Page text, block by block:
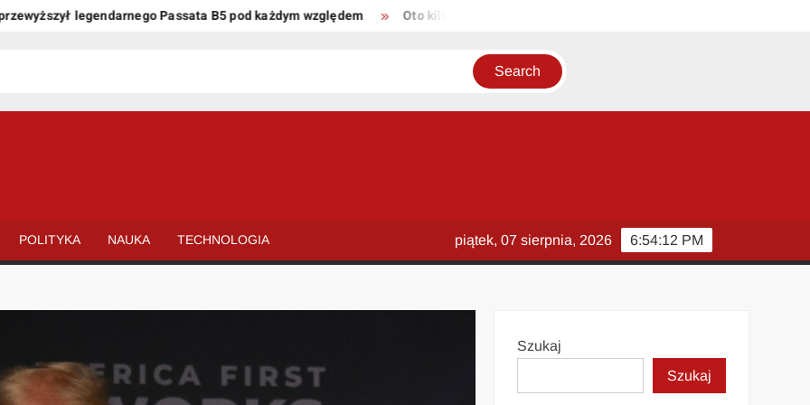
legendarnego Passata B5 pod każdym względem Oto kilka propozycji unikalnych tytułów zachowujących sens oryginału:
POLITYKA NAUKA TECHNOLOGIA 6:54:13 PM
piątek, 07 sierpnia, 2026
Szukaj
Szukaj